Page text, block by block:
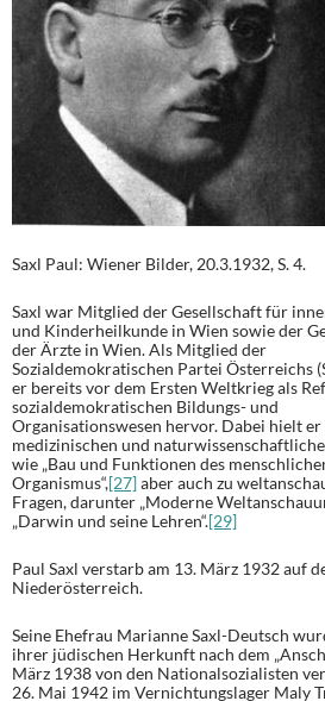
Saxl Paul: Wiener Bilder, 20.3.1932, S. 4.
Saxl war Mitglied der Gesellschaft für
und Kinderheilkunde in Wien sowie der
der Ärzte in Wien. Als Mitglied der
Sozialdemokratischen Partei Österreichs
er bereits vor dem Ersten Weltkrieg als
sozialdemokratischen Bildungs- und
Organisationswesen hervor. Dabei hielt er
medizinischen und
wie „Bau und Funktionen des
Organismus“,[27]aber auch zu
Fragen, darunter „Moderne
„Darwin und seine Lehren“.[29]
Paul Saxl verstarb am 13. März 1932 auf
Niederösterreich.
Seine Ehefrau Marianne Saxl-Deutsch
ihrer jüdischen Herkunft nach dem
März 1938 von den Nationalsozialisten
26. Mai 1942 im Vernichtungslager Maly